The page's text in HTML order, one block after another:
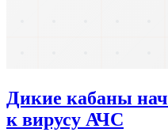
Дикие кабаны
к вирусу АЧС